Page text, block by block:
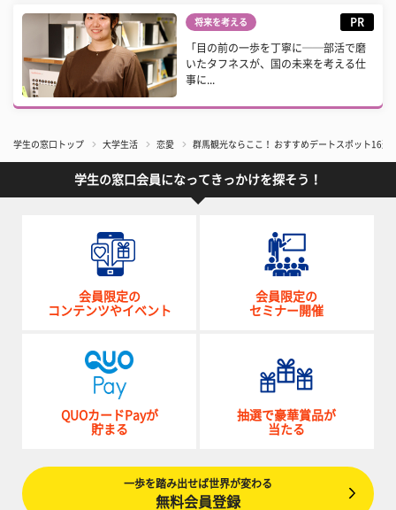
将来を考える PR
「目の前の一歩を丁寧に──部活で磨
いたタフネスが、国の未来を考える仕
事に...
学生の窓口トップ 大学生活 恋愛 群馬観光ならここ！ おすすめデートスポット16選
学生の窓口会員になってきっかけを探そう！
会員限定の
コンテンツやイベント
会員限定の
セミナー開催
QUOカードPayが
貯まる
抽選で豪華賞品が
当たる
一歩を踏み出せば世界が変わる
無料会員登録